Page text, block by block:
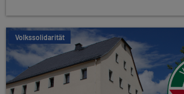
Volkssolidarität